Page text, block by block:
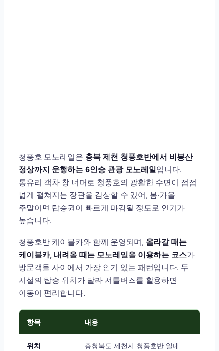
청풍호 모노레일은 충북 제천 청풍호반에서 비봉산
정상까지 운행하는 6인승 관광 모노레일입니다.
통유리 객차 창 너머로 청풍호의 광활한 수면이 점점
넓게 펼쳐지는 장관을 감상할 수 있어, 봄·가을
주말이면 탑승권이 빠르게 마감될 정도로 인기가
높습니다.
청풍호반 케이블카와 함께 운영되며, 올라갈 때는
케이블카, 내려올 때는 모노레일을 이용하는 코스가
방문객들 사이에서 가장 인기 있는 패턴입니다. 두
시설의 탑승 위치가 달라 셔틀버스를 활용하면
이동이 편리합니다.
항목 내용
위치 충청북도 제천시 청풍호반 일대